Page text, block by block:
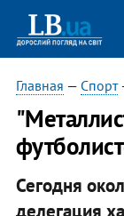
Главная — Спорт
Сегодня
делегация